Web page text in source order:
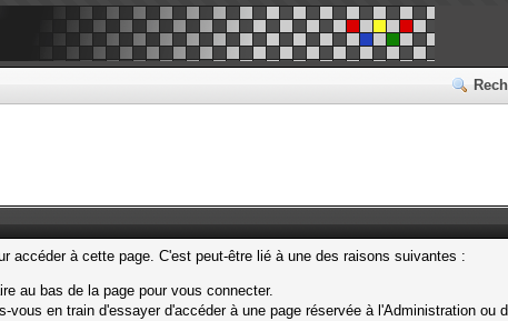
accéder à cette page. C'est peut-être lié à une des raisons suivantes :
au bas de la page pour vous connecter.
en train d'essayer d'accéder à une page réservée à l'Administration